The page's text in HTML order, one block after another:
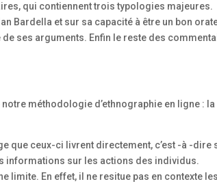
qui contiennent trois typologies majeures.
Bardella et sur sa capacité à être un bon
ses arguments. Enfin le reste des
méthodologie d’ethnographie en ligne : la
que ceux-ci livrent directement, c’est -à -dire
informations sur les actions des individus.
limite. En effet, il ne resitue pas en contexte les